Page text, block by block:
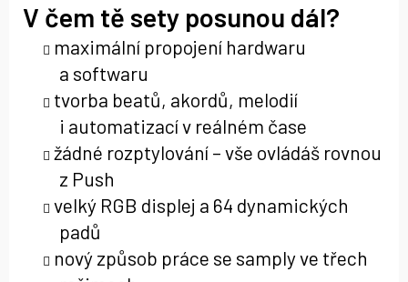
V čem tě sety posunou dál?
maximální propojení hardwaru
a softwaru
tvorba beatů, akordů, melodií
i automatizací v reálném čase
žádné rozptylování – vše ovládáš rovnou
z Push
velký RGB displej a 64 dynamických
padů
nový způsob práce se samply ve třech